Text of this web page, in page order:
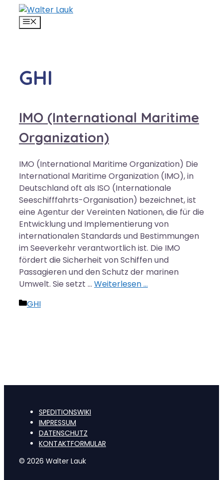
Zum
Inhalt
GHI
IMO (International Maritime
Organization)
IMO (International Maritime Organization) Die
International Maritime Organization (IMO), in
Deutschland oft als ISO (Internationale
Seeschifffahrts-Organisation) bezeichnet, ist
eine Agentur der Vereinten Nationen, die für die
Entwicklung und Implementierung von
internationalen Standards und Bestimmungen
im Seeverkehr verantwortlich ist. Die IMO
fördert die Sicherheit von Schiffen und
Passagieren und den Schutz der marinen
Umwelt. Sie setzt … Weiterlesen …
Kategorien
GHI
SPEDITIONSWIKI
IMPRESSUM
DATENSCHUTZ
KONTAKTFORMULAR
© 2026 Walter Lauk